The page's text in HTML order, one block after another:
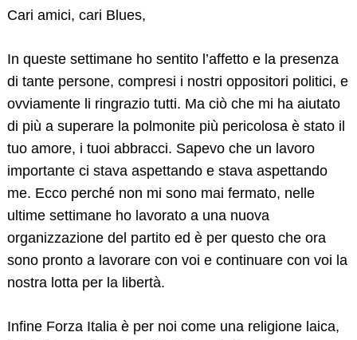
Cari amici, cari Blues,
In queste settimane ho sentito l’affetto e la presenza
di tante persone, compresi i nostri oppositori politici, e
ovviamente li ringrazio tutti. Ma ciò che mi ha aiutato
di più a superare la polmonite più pericolosa è stato il
tuo amore, i tuoi abbracci. Sapevo che un lavoro
importante ci stava aspettando e stava aspettando
me. Ecco perché non mi sono mai fermato, nelle
ultime settimane ho lavorato a una nuova
organizzazione del partito ed è per questo che ora
sono pronto a lavorare con voi e continuare con voi la
nostra lotta per la libertà.
Infine Forza Italia è per noi come una religione laica,